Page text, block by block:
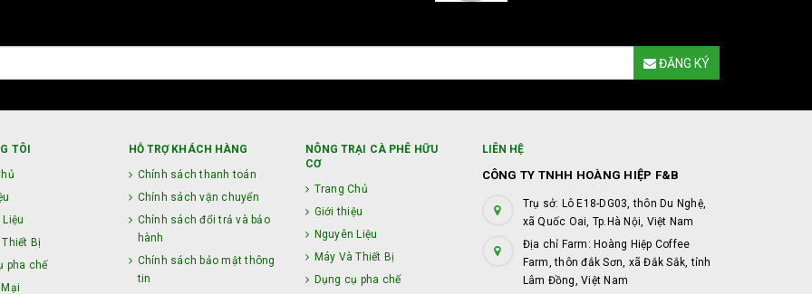
ĐĂNG KÝ
TÔI
Bị
pha chế
HỖ TRỢ KHÁCH HÀNG
Chính sách thanh toán
Chính sách vận chuyển
Chính sách đổi trả và bảo
hành
Chính sách bảo mật thông
tin
NÔNG TRẠI CÀ PHÊ HỮU
CƠ
Trang Chủ
Giới thiệu
Nguyên Liệu
Máy Và Thiết Bị
Dụng cụ pha chế
LIÊN HỆ
CÔNG TY TNHH HOÀNG HIỆP F&B
Trụ sở: Lô E18-DG03, thôn Du Nghệ,
xã Quốc Oai, Tp.Hà Nội, Việt Nam
Địa chỉ Farm: Hoàng Hiệp Coffee
Farm, thôn đắk Sơn, xã Đắk Sắk, tỉnh
Lâm Đồng, Việt Nam